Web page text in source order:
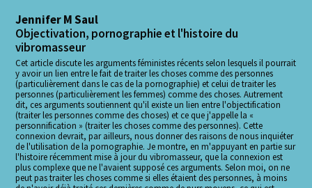
Jennifer M Saul
Objectivation, pornographie et l'histoire du
vibromasseur
Cet article discute les arguments féministes récents selon lesquels il pourrait
y avoir un lien entre le fait de traiter les choses comme des personnes
(particulièrement dans le cas de la pornographie) et celui de traiter les
personnes (particulièrement les femmes) comme des choses. Autrement
dit, ces arguments soutiennent qu'il existe un lien entre l'objectification
(traiter les personnes comme des choses) et ce que j'appelle la «
personnification » (traiter les choses comme des personnes). Cette
connexion devrait, par ailleurs, nous donner des raisons de nous inquiéter
de l'utilisation de la pornographie. Je montre, en m'appuyant en partie sur
l'histoire récemment mise à jour du vibromasseur, que la connexion est
plus complexe que ne l'avaient supposé ces arguments. Selon moi, on ne
peut pas traiter les choses comme si elles étaient des personnes, à moins